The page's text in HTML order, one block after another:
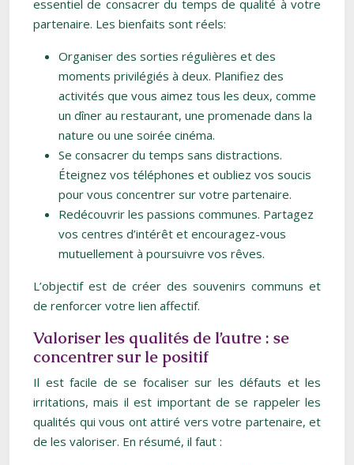
essentiel de consacrer du temps de qualité à votre
partenaire. Les bienfaits sont réels:
Organiser des sorties régulières et des
moments privilégiés à deux. Planifiez des
activités que vous aimez tous les deux, comme
un dîner au restaurant, une promenade dans la
nature ou une soirée cinéma.
Se consacrer du temps sans distractions.
Éteignez vos téléphones et oubliez vos soucis
pour vous concentrer sur votre partenaire.
Redécouvrir les passions communes. Partagez
vos centres d’intérêt et encouragez-vous
mutuellement à poursuivre vos rêves.
L’objectif est de créer des souvenirs communs et
de renforcer votre lien affectif.
Valoriser les qualités de l’autre : se
concentrer sur le positif
Il est facile de se focaliser sur les défauts et les
irritations, mais il est important de se rappeler les
qualités qui vous ont attiré vers votre partenaire, et
de les valoriser. En résumé, il faut :